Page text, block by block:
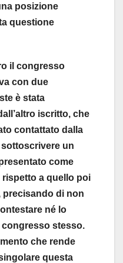
posizione
questione
il congresso
con due
è stata
iscritto, che
contattato dalla
un
come
a quello poi
precisando di non
né lo
congresso stesso.
che rende
questa